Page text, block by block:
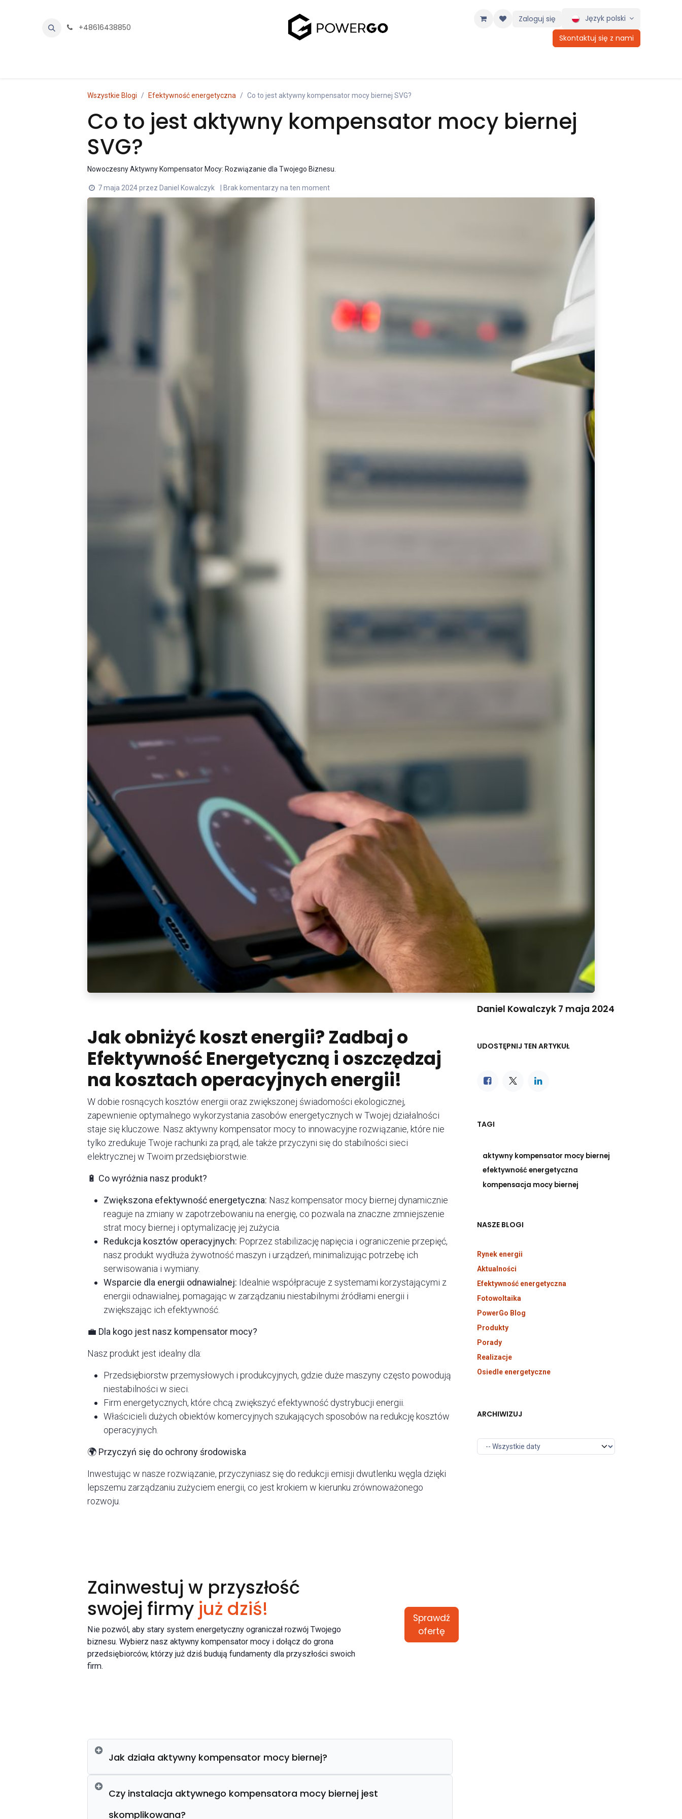
+48616438850
Zaloguj się
Język polski
Skontaktuj się z nami
Wszystkie Blogi Efektywność energetyczna Co to jest aktywny kompensator mocy biernej SVG?
Co to jest aktywny kompensator mocy biernej
SVG?
Nowoczesny Aktywny Kompensator Mocy: Rozwiązanie dla Twojego Biznesu.
7 maja 2024przez Daniel Kowalczyk | Brak komentarzy na ten moment
Jak obniżyć koszt energii? Zadbaj o
Efektywność Energetyczną i oszczędzaj
na kosztach operacyjnych energii!
W dobie rosnących kosztów energii oraz zwiększonej świadomości ekologicznej,
zapewnienie optymalnego wykorzystania zasobów energetycznych w Twojej działalności
staje się kluczowe. Nasz aktywny kompensator mocy to innowacyjne rozwiązanie, które nie
tylko zredukuje Twoje rachunki za prąd, ale także przyczyni się do stabilności sieci
elektrycznej w Twoim przedsiębiorstwie.
🔋 Co wyróżnia nasz produkt?
Zwiększona efektywność energetyczna: Nasz kompensator mocy biernej dynamicznie
reaguje na zmiany w zapotrzebowaniu na energię, co pozwala na znaczne zmniejszenie
strat mocy biernej i optymalizację jej zużycia.
Redukcja kosztów operacyjnych: Poprzez stabilizację napięcia i ograniczenie przepięć,
nasz produkt wydłuża żywotność maszyn i urządzeń, minimalizując potrzebę ich
serwisowania i wymiany.
Wsparcie dla energii odnawialnej: Idealnie współpracuje z systemami korzystającymi z
energii odnawialnej, pomagając w zarządzaniu niestabilnymi źródłami energii i
zwiększając ich efektywność.
💼 Dla kogo jest nasz kompensator mocy?
Nasz produkt jest idealny dla:
Przedsiębiorstw przemysłowych i produkcyjnych, gdzie duże maszyny często powodują
niestabilności w sieci.
Firm energetycznych, które chcą zwiększyć efektywność dystrybucji energii.
Właścicieli dużych obiektów komercyjnych szukających sposobów na redukcję kosztów
operacyjnych.
🌍 Przyczyń się do ochrony środowiska
Inwestując w nasze rozwiązanie, przyczyniasz się do redukcji emisji dwutlenku węgla dzięki
lepszemu zarządzaniu zużyciem energii, co jest krokiem w kierunku zrównoważonego
rozwoju.
Zainwestuj w przyszłość
swojej firmy już dziś!
Nie pozwól, aby stary system energetyczny ograniczał rozwój Twojego
biznesu. Wybierz nasz aktywny kompensator mocy i dołącz do grona
przedsiębiorców, którzy już dziś budują fundamenty dla przyszłości swoich
firm.
Sprawdź
ofertę
Jak działa aktywny kompensator mocy biernej?
Czy instalacja aktywnego kompensatora mocy biernej jest
skomplikowana?
Daniel Kowalczyk 7 maja 2024
UDOSTĘPNIJ TEN ARTYKUŁ
TAGI
aktywny kompensator mocy biernej
efektywność energetyczna
kompensacja mocy biernej
NASZE BLOGI
Rynek energii
Aktualności
Efektywność energetyczna
Fotowoltaika
PowerGo Blog
Produkty
Porady
Realizacje
Osiedle energetyczne
ARCHIWIZUJ